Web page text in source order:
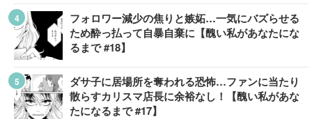
フォロワー減少の焦りと嫉妬…一気にバズらせる
ため酔っ払って自暴自棄に【醜い私があなたにな
るまで #18】
ダサ子に居場所を奪われる恐怖…ファンに当たり
散らすカリスマ店長に余裕なし！【醜い私があな
たになるまで #17】